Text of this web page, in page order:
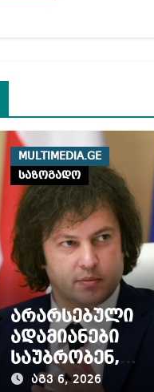
MULTIMEDIA.GE
საზოგადო
არარსებული
ადამიანები
საუბრობენ,
თითქოს
აგვ 6, 2026